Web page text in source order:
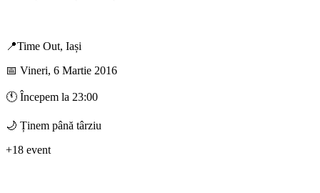
📍Time Out, Iași
📅 Vineri, 6 Martie 2016
🕚 Începem la 23:00
🌙 Ținem până târziu
+18 event